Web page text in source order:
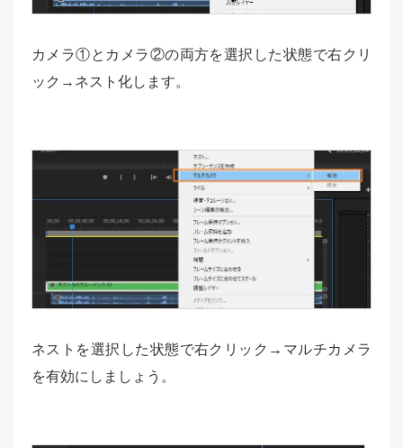
カメラ①とカメラ②の両方を選択した状態で右クリ
ック→ネスト化します。
ネストを選択した状態で右クリック→マルチカメラ
を有効にしましょう。